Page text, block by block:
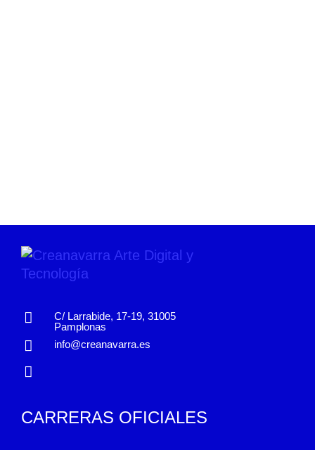
C/ Larrabide, 17-19, 31005
Pamplonas
info@creanavarra.es
CARRERAS OFICIALES